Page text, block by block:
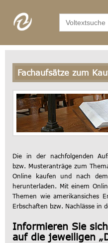
Search
for:
Fachaufsätze zum
Die in der nachfolgenden
bzw. Musteranträge zum
Online kaufen und nach
herunterladen. Mit einem
Themen wie amerikansiches
Erbschaften bzw. Nachlässe in
Informieren Sie
auf die jeweiligen